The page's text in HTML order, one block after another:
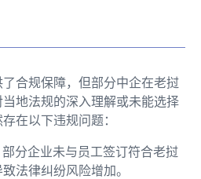
合规保障，但部分中企在老挝
地法规的深入理解或未能选择
在以下违规问题：
分企业未与员工签订符合老挝
法律纠纷风险增加。